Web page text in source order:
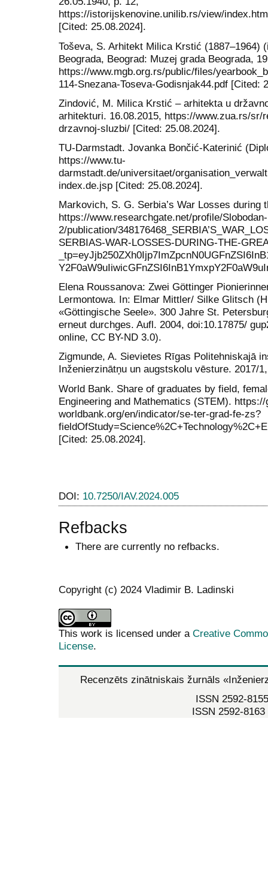
https://istorijskenovine.unilib.rs/view/
[Cited: 25.08.2024].
Toševa, S. Arhitekt Milica Krstić (1887–1964)
Beograda, Beograd: Muzej grada Beograda,
https://www.mgb.org.rs/public/files/
114-Snezana-Toseva-Godisnjak44.pdf [Cited:
Zindović, M. Milica Krstić – arhitekta u
arhitekturi. 16.08.2015, https://www.zua.rs/
drzavnoj-sluzbi/ [Cited: 25.08.2024].
TU-Darmstadt. Jovanka Bončić-Katerinić
https://www.tu-
darmstadt.de/universitaet/
index.de.jsp [Cited: 25.08.2024].
Markovich, S. G. Serbia’s War Losses during
https://www.researchgate.net/profile/
2/publication/
SERBIAS-WAR-LOSSES-DURING-THE-
Elena Roussanova: Zwei Göttinger
Lermontowa. In: Elmar Mittler/ Silke Glitsch
«Göttingische Seele». 300 Jahre St.
erneut durchges. Aufl. 2004, doi:10.17875/
online, CC BY-ND 3.0).
Zigmunde, A. Sievietes Rīgas Politehniskajā
Inženierzinātņu un augstskolu vēsture. 2017/
World Bank. Share of graduates by field,
Engineering and Mathematics (STEM). https://
worldbank.org/en/indicator/se-ter-grad-fe-zs?
[Cited: 25.08.2024].
DOI: 10.7250/IAV.2024.005
Refbacks
There are currently no refbacks.
Copyright (c) 2024 Vladimir B. Ladinski
This work is licensed under a Creative
License.
Recenzēts zinātniskais žurnāls
ISSN 2592-
ISSN 2592-8163